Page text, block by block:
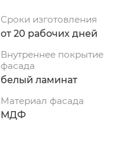
Сроки изготовления
от 20 рабочих дней
Внутреннее покрытие
фасада
белый ламинат
Материал фасада
МДФ